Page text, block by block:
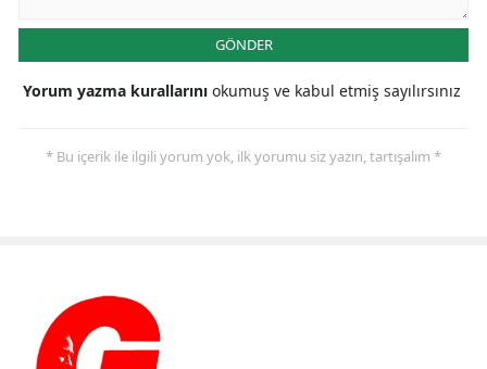
GÖNDER
Yorum yazma kurallarını okumuş ve kabul etmiş sayılırsınız
* Bu içerik ile ilgili yorum yok, ilk yorumu siz yazın, tartışalım *